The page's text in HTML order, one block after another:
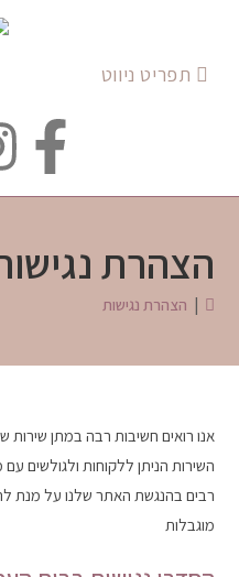
תפריט ניווט
הצהרת
| הצהרת נגישות
אנו רואים חשיבות רבה במתן שירות
השירות הניתן ללקוחות ולגולשים
רבים בהנגשת האתר שלנו על מנת
מוגבלות